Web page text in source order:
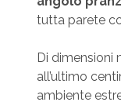
tutta parete
Di dimensioni
all’ultimo
ambiente